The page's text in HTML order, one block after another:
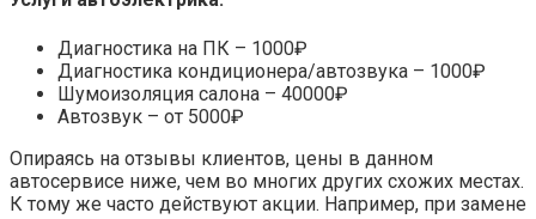
Диагностика на ПК – 1000₽
Диагностика кондиционера/автозвука – 1000₽
Шумоизоляция салона – 40000₽
Автозвук – от 5000₽
Опираясь на отзывы клиентов, цены в данном
автосервисе ниже, чем во многих других схожих местах.
К тому же часто действуют акции. Например, при замене